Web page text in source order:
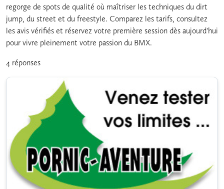
regorge de spots de qualité où maîtriser les techniques du dirt
jump, du street et du freestyle. Comparez les tarifs, consultez
les avis vérifiés et réservez votre première session dès aujourd'hui
pour vivre pleinement votre passion du BMX.
4 réponses